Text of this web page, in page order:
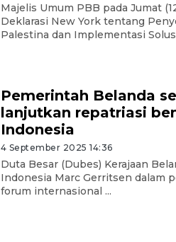
Majelis Umum PBB pada Jumat
Deklarasi New York tentang
Palestina dan Implementasi
Pemerintah Belanda
lanjutkan repatriasi
Indonesia
4 September 2025 14:36
Duta Besar (Dubes) Kerajaan
Indonesia Marc Gerritsen dalam
forum internasional ...
Persiapan
pada Piala AFF
23 Juli 2026 19:12